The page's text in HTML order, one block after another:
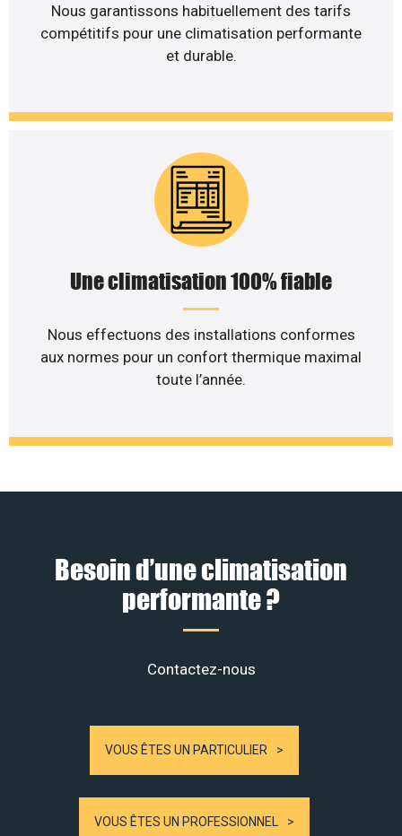
Nous garantissons habituellement des tarifs
compétitifs pour une climatisation performante
et durable.
Une climatisation 100% fiable
Nous effectuons des installations conformes
aux normes pour un confort thermique maximal
toute l’année.
Besoin d’une climatisation
performante ?
Contactez-nous
VOUS ÊTES UN PARTICULIER
VOUS ÊTES UN PROFESSIONNEL